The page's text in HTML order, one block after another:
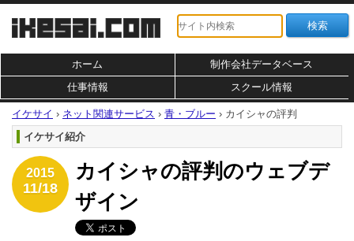
ホーム
制作会社データベース
仕事情報
スクール情報
イケサイ › ネット関連サービス › 青・ブルー › カイシャの評判
イケサイ紹介
2015
11/18
カイシャの評判のウェブデ
ザイン